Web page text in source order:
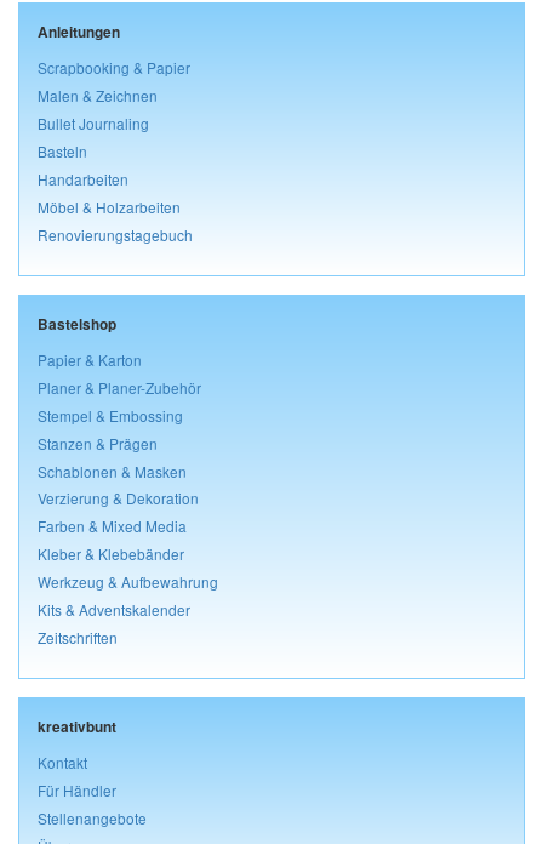
Anleitungen
Scrapbooking & Papier
Malen & Zeichnen
Bullet Journaling
Basteln
Handarbeiten
Möbel & Holzarbeiten
Renovierungstagebuch
Bastelshop
Papier & Karton
Planer & Planer-Zubehör
Stempel & Embossing
Stanzen & Prägen
Schablonen & Masken
Verzierung & Dekoration
Farben & Mixed Media
Kleber & Klebebänder
Werkzeug & Aufbewahrung
Kits & Adventskalender
Zeitschriften
kreativbunt
Kontakt
Für Händler
Stellenangebote